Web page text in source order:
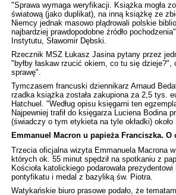
"Sprawa wymaga weryfikacji. Książka mogła
światową (jako duplikat), na inną książkę ze
Niemcy jednak masowo plądrowali polskie
najbardziej prawdopodobne źródło
Instytutu, Sławomir Dębski.
Rzecznik MSZ Łukasz Jasina pytany przez
"byłby łaskaw rzucić okiem, co tu się dzieje?",
sprawę".
Tymczasem francuski dziennikarz Arnaud
rzadka książka została zakupiona za 2,5 tys.
Hatchuel. "Według opisu księgarni ten
Najpewniej trafił do księgarza Luciena Bodina
(świadczy o tym etykieta na tyle okładki) około
Emmanuel Macron u papieża Franciszka.
Trzecia oficjalna wizyta Emmanuela Macrona
których ok. 55 minut spędził na spotkaniu z
Kościoła katolickiego podarowała
pontyfikatu i medal z bazyliką św. Piotra.
Watykańskie biuro prasowe podało, że